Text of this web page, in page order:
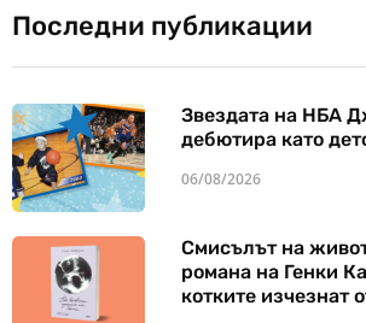
Последни публикации
Звездата на НБА
дебютира като
06/08/2026
Смисълът на
романа на Генки
котките изчезнат